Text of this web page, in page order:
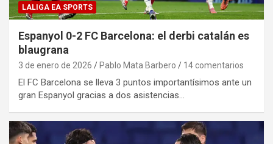
LALIGA EA SPORTS
Espanyol 0-2 FC Barcelona: el derbi catalán es
blaugrana
3 de enero de 2026 Pablo Mata Barbero 14 comentarios
El FC Barcelona se lleva 3 puntos importantísimos ante un
gran Espanyol gracias a dos asistencias…